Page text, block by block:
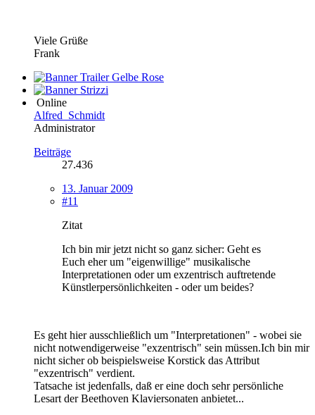
Viele Grüße
Frank
Online
Alfred_Schmidt
Administrator
Beiträge
27.436
13. Januar 2009
#11
Zitat
Ich bin mir jetzt nicht so ganz sicher: Geht es
Euch eher um "eigenwillige" musikalische
Interpretationen oder um exzentrisch auftretende
Künstlerpersönlichkeiten - oder um beides?
Es geht hier ausschließlich um "Interpretationen" - wobei sie
nicht notwendigerweise "exzentrisch" sein müssen.Ich bin mir
nicht sicher ob beispielsweise Korstick das Attribut
"exzentrisch" verdient.
Tatsache ist jedenfalls, daß er eine doch sehr persönliche
Lesart der Beethoven Klaviersonaten anbietet...